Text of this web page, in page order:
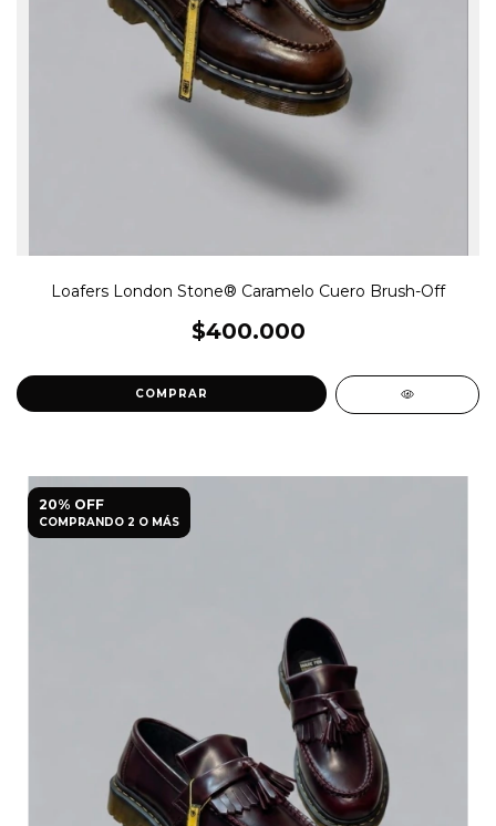
Loafers London Stone® Caramelo Cuero Brush-Off
$400.000
COMPRAR
20% OFF
COMPRANDO 2 O MÁS